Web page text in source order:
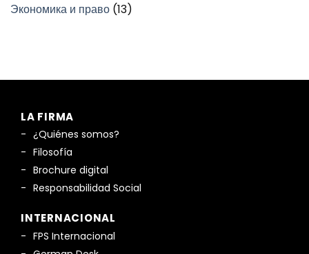
Экономика и право (13)
LA FIRMA
¿Quiénes somos?
Filosofía
Brochure digital
Responsabilidad Social
INTERNACIONAL
FPS Internacional